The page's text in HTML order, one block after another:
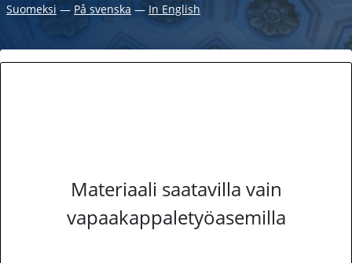
Suomeksi ― På svenska ― In English
Materiaali saatavilla vain
vapaakappaletyöasemilla